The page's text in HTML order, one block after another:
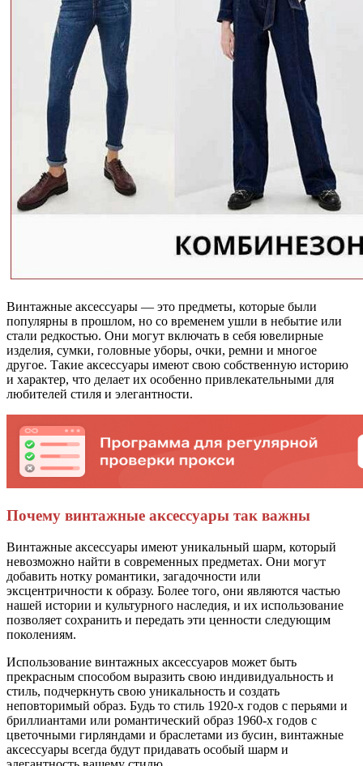
Винтажные аксессуары — это предметы, которые были
популярны в прошлом, но со временем ушли в небытие или
стали редкостью. Они могут включать в себя ювелирные
изделия, сумки, головные уборы, очки, ремни и многое
другое. Такие аксессуары имеют свою собственную историю
и характер, что делает их особенно привлекательными для
любителей стиля и элегантности.
Почему винтажные аксессуары так важны
Винтажные аксессуары имеют уникальный шарм, который
невозможно найти в современных предметах. Они могут
добавить нотку романтики, загадочности или
эксцентричности к образу. Более того, они являются частью
нашей истории и культурного наследия, и их использование
позволяет сохранить и передать эти ценности следующим
поколениям.
Использование винтажных аксессуаров может быть
прекрасным способом выразить свою индивидуальность и
стиль, подчеркнуть свою уникальность и создать
неповторимый образ. Будь то стиль 1920-х годов с перьями и
бриллиантами или романтический образ 1960-х годов с
цветочными гирляндами и браслетами из бусин, винтажные
аксессуары всегда будут придавать особый шарм и